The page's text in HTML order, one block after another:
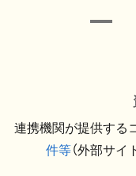
連携機関が提供する
件等（外部サイ